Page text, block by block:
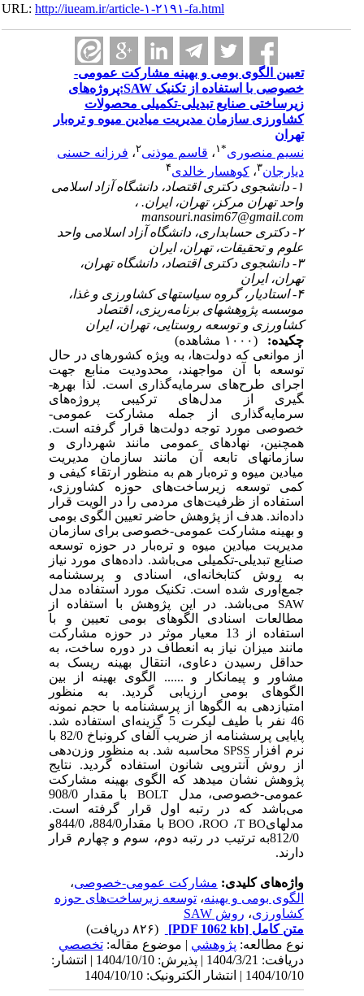
URL:http://iueam.ir/article-۱-۲۱۹۱-fa.html
تعیین الگوی بومی و بهینه مشارکت عمومی-
خصوصی با استفاده از تکنیک SAW:پروژه‌های
زیرساختی صنایع تبدیلی-تکمیلی محصولات
کشاورزی سازمان مدیریت میادین میوه و تره‌بار
تهران
نسیم منصوری* ۱،قاسم موذنی ،فرزانه حسنی
دیارجان ۳،کوهسار خالدی
۱- دانشجوی دکتری اقتصاد، دانشگاه آزاد اسلامی
واحد تهران مرکز، تهران، ایران. ،
mansouri.nasim67@gmail.com
۲- دکتری حسابداری، دانشگاه آزاد اسلامی واحد
علوم و تحقیقات، تهران، ایران
۳- دانشجوی دکتری اقتصاد، دانشگاه تهران،
تهران، ایران
۴- استادیار، گروه سیاستهای کشاورزی و غذا،
موسسه پژوهشهای برنامه‌ریزی، اقتصاد
کشاورزی و توسعه روستایی، تهران، ایران
چکیده:
از موانعی که دولت‌ها، به ویژه کشورهای در حال
توسعه با آن مواجهند، محدودیت منابع جهت
اجرای طرح‌های سرمایه‌گذاری است. لذا بهره­
گیری از مدل‌های ترکیبی پروژه‌های
سرمایه‌گذاری از جمله مشارکت عمومی-
خصوصی مورد توجه دولت‌ها قرار گرفته است.
همچنین، نهادهای عمومی مانند شهرداری و
سازمانهای تابعه آن مانند سازمان مدیریت
میادین میوه و تره‌بار هم به منظور ارتقاء کیفی و
کمی توسعه زیرساخت‌های حوزه کشاورزی،
استفاده از ظرفیت‌های مردمی را در الویت قرار
داده‌اند. هدف از پژوهش حاضر تعیین الگوی بومی
و بهینه مشارکت عمومی-خصوصی برای سازمان
مدیریت میادین میوه و تره‌بار
در حوزه توسعه
صنایع تبدیلی-تکمیلی می‌باشد. داده‌های مورد نیاز
به
روش
کتابخانه‌ای، اسنادی و پرسشنامه
جمع‌آوری شده است. تکنیک مورد استفاده مدل
SAWمی‌باشد.در این پژوهش با استفاده از
مطالعات اسنادی الگوهای بومی تعیین و با
استفاده از 13 معیار موثر در حوزه مشارکت
مانندمیزان نیاز به انعطاف در دوره ساخت، به
حداقل رسیدن دعاوی، انتقال بهینه ریسک به
مشاور و پیمانکار و ...... الگوی بهینه از بین
الگوهای بومی ارزیابی گردید. به منظور
امتیازدهی به الگوها از پرسشنامه با حجم نمونه
46 نفر با طیف لیکرت 5 گزینه‌ای استفاده شد.
پایایی پرسشنامه از ضریب آلفای
کرونباخ 82/0 با
نرم افزار SPSSمحاسبه شد. به منظور وزن‌دهی
روش آنتروپی شانون استفاده گردید. نتایج
پژوهش نشان میدهد که الگوی بهینه مشارکت
عمومی-خصوصی، مدل
BOLT
مقدار 908/0
می‌باشد که در رتبه اول قرار گرفته است.
مدلهایBO
T ،ROO،BOO با مقدار884/0، 844/0و
812/0به ترتیب
در رتبه دوم، سوم و چهارم قرار
دارند.
واژه‌های کلیدی:مشارکت عمومی-خصوصی،
الگوی بومی و بهینه،توسعه زیرساخت‌های حوزه
کشاورزی،روش SAW
متن کامل[PDF 1062 kb]
نوع مطالعه:پژوهشي| موضوع مقاله:تخصصي
دریافت: 1404/3/21 | پذیرش: 1404/10/10 | انتشار:
1404/10/10 | انتشار الکترونیک: 1404/10/10